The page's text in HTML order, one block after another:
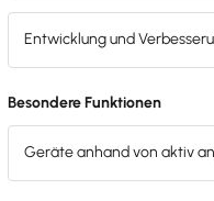
erstellen
möglich